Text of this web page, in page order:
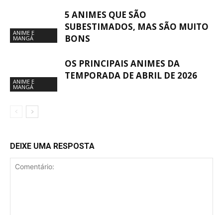
ANIME E
MANGÁ
5 ANIMES QUE SÃO
SUBESTIMADOS, MAS SÃO MUITO
BONS
ANIME E
MANGÁ
OS PRINCIPAIS ANIMES DA
TEMPORADA DE ABRIL DE 2026
DEIXE UMA RESPOSTA